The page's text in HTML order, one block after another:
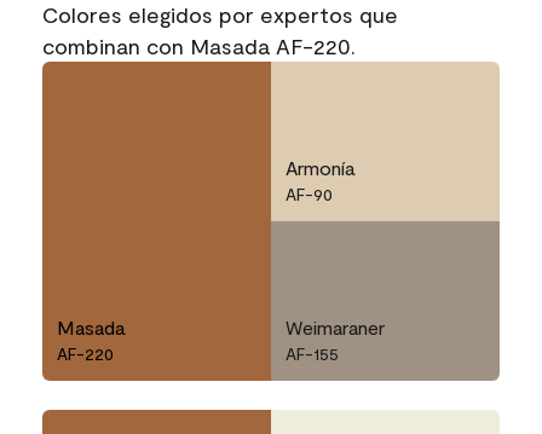
Colores elegidos por expertos que
combinan con Masada AF-220.
Masada
AF-220
Armonía
AF-90
Weimaraner
AF-155